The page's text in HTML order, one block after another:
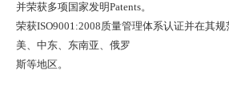
并荣获多项国家发明Patents。
荣获ISO9001:2008质量管理体系认证并在其
美、中东、东南亚、俄罗
斯等地区。